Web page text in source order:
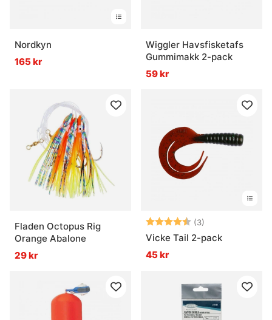
Nordkyn
165 kr
Wiggler Havsfisketafs
Gummimakk 2-pack
59 kr
Fladen Octopus Rig
Orange Abalone
29 kr
Betyg: (3)
Vicke Tail 2-pack
45 kr